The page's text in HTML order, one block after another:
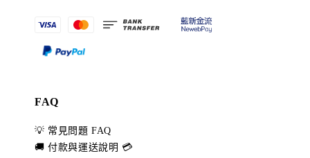
FAQ
💡 常見問題 FAQ
🚚 付款與運送說明 💳